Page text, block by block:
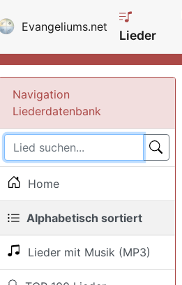
Evangeliums.net
Lieder
Navigation
Liederdatenbank
Home
Alphabetisch sortiert
Lieder mit Musik (MP3)